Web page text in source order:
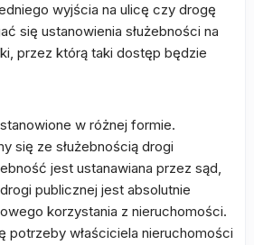
wyjścia na ulicę czy drogę
się ustanowienia służebności na
przez którą taki dostęp będzie
w różnej formie.
się ze służebnością drogi
jest ustanawiana przez sąd,
publicznej jest absolutnie
korzystania z nieruchomości.
potrzeby właściciela nieruchomości